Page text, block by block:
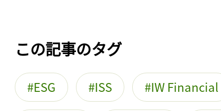
この記事のタグ
ESG ISS IW Financial